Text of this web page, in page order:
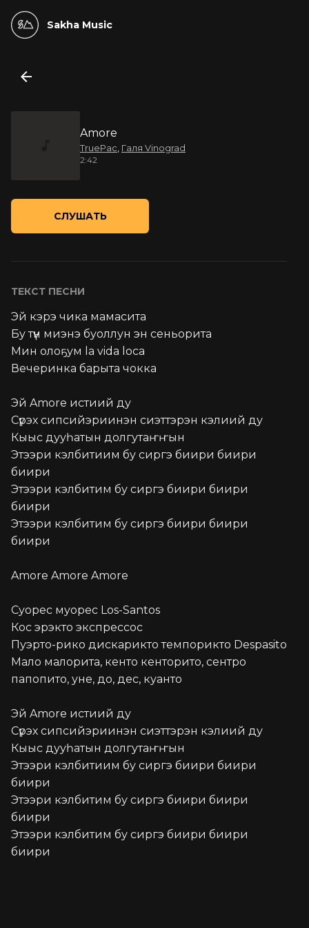
Sakha Music
Amore
TruePac Галя Vinograd
2:42
СЛУШАТЬ
ТЕКСТ ПЕСНИ
Эй кэрэ чика мамасита
Бу түүн миэнэ буоллун эн сеньорита
Мин олоҕум la vida loca
Вечеринка барыта чокка
Эй Amore истиий ду
Сүрэх сипсийэриинэн сиэттэрэн кэлиий ду
Кыыс дууһатын долгутаҥҥын
Этээри кэлбитиим бу сиргэ биири биири
биири
Этээри кэлбитим бу сиргэ биири биири
биири
Этээри кэлбитим бу сиргэ биири биири
биири
Amore Amore Amore
Суорес муорес Los-Santos
Кос эрэкто экспрессос
Пуэрто-рико дискарикто темпорикто Despasito
Мало малорита, кенто кенторито, сентро
папопито, уне, до, дес, куанто
Эй Amore истиий ду
Сүрэх сипсийэриинэн сиэттэрэн кэлиий ду
Кыыс дууһатын долгутаҥҥын
Этээри кэлбитиим бу сиргэ биири биири
биири
Этээри кэлбитим бу сиргэ биири биири
биири
Этээри кэлбитим бу сиргэ биири биири
биири